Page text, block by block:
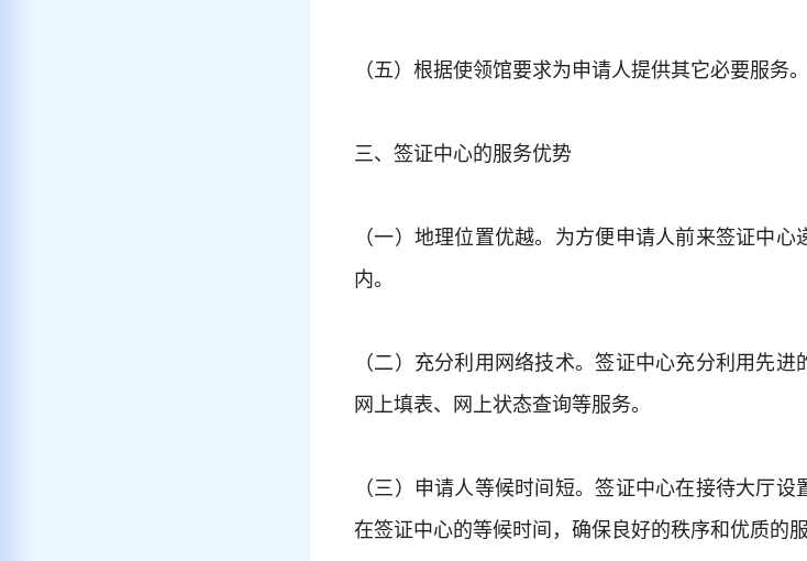
（五）根据使领馆要求为申请人提供其它必要服务。
三、签证中心的服务优势
（一）地理位置优越。为方便申请人前来签证中
内。
（二）充分利用网络技术。签证中心充分利用先
网上填表、网上状态查询等服务。
（三）申请人等候时间短。签证中心在接待大厅
在签证中心的等候时间，确保良好的秩序和优质的服